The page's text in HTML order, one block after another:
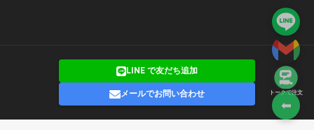
トークで注文
⬅
LINE で友だち追加
メールでお問い合わせ